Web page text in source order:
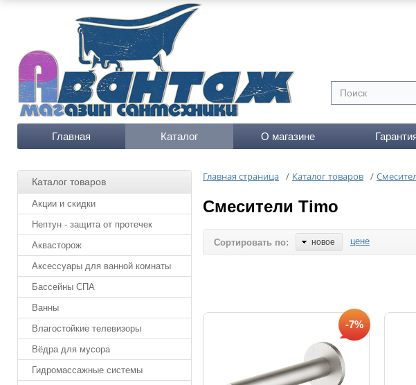
Главная Каталог О магазине
Каталог товаров
Акции и скидки
Нептун - защита от протечек
Аквасторож
Аксессуары для ванной комнаты
Бассейны СПА
Ванны
Влагостойкие телевизоры
Вёдра для мусора
Гидромассажные системы
Главная страница / Каталог товаров /
Смесители Timo
Сортировать по: новое цене
-7%